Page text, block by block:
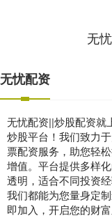
无
无忧配资
无忧配资||炒股配资就
炒股平台！我们致力
票配资服务，助您轻
增值。平台提供多样
透明，适合不同投资
我们都能为您量身定
即加入，开启您的财富